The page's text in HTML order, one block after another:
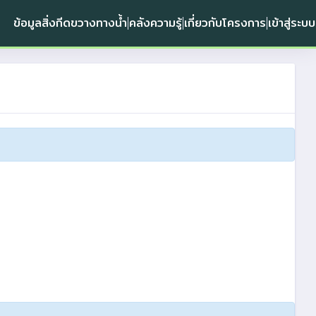
ข้อมูลสิ่งกีดขวางทางน้ำ คลังความรู้เกี่ยวกับโครงการ เข้าสู่ระบบ